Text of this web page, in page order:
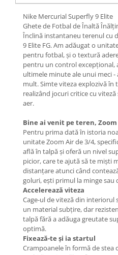
Nike Mercurial Superfly 9 Elite
Ghete de Fotbal de Înaltă
Înclină instantaneu terenul cu
9 Elite FG. Am adăugat o
pentru fotbal, și o textură
pentru un control excepțional,
ultimele minute ale unui meci
mult. Simte viteza explozivă în
realizând jocuri critice cu
aer.
Bine ai venit pe teren, Zoom
Pentru prima dată în istoria
unitate Zoom Air de 3/4,
află în talpă și oferă un nivel
picior, care te ajută să te miști
distanțare atunci când
goluri, ești primul la minge sau
Accelerează viteza
Cage-ul de viteză din
un material subțire, dar
talpă fără a adăuga greutate
optimă.
Fixează-te și ia startul
Crampoanele în formă de stea